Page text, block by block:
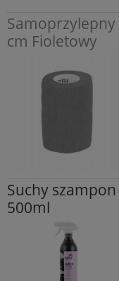
Samoprzylepny
cm Fioletowy
Suchy szampon
500ml